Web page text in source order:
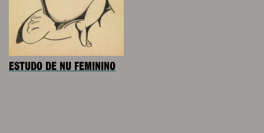
ESTUDO DE NU FEMININO